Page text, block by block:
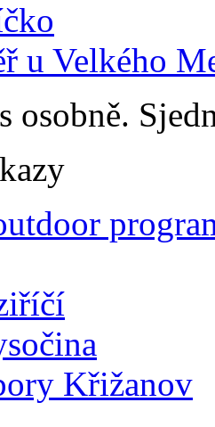
u Velkého
osobně.
Křižanov